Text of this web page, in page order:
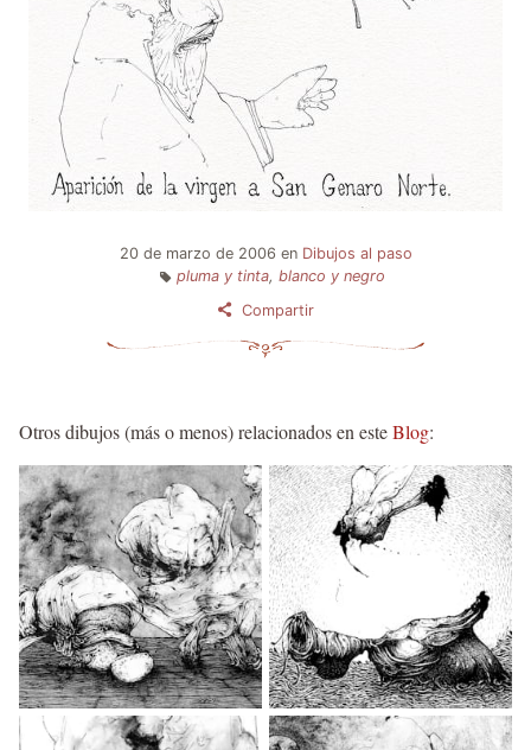
20 de marzo de 2006 en Dibujos al paso
pluma y tinta, blanco y negro
Compartir
Otros dibujos (más o menos) relacionados en esteBlog: